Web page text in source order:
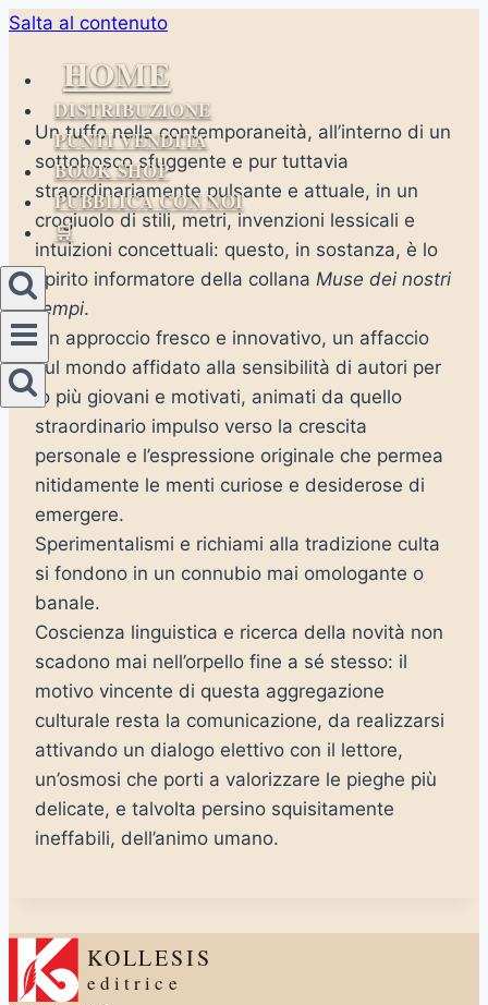
Salta al contenuto
HOME
DISTRIBUZIONE
PUNTI VENDITA
BOOK SHOP
PUBBLICA CON NOI
🛒
Un tuffo nella contemporaneità, all’interno di un
sottobosco sfuggente e pur tuttavia
straordinariamente pulsante e attuale, in un
crogiuolo di stili, metri, invenzioni lessicali e
intuizioni concettuali: questo, in sostanza, è lo
spirito informatore della collana Muse dei nostri
tempi.
Un approccio fresco e innovativo, un affaccio
sul mondo affidato alla sensibilità di autori per
lo più giovani e motivati, animati da quello
straordinario impulso verso la crescita
personale e l’espressione originale che permea
nitidamente le menti curiose e desiderose di
emergere.
Sperimentalismi e richiami alla tradizione culta
si fondono in un connubio mai omologante o
banale.
Coscienza linguistica e ricerca della novità non
scadono mai nell’orpello fine a sé stesso: il
motivo vincente di questa aggregazione
culturale resta la comunicazione, da realizzarsi
attivando un dialogo elettivo con il lettore,
un’osmosi che porti a valorizzare le pieghe più
delicate, e talvolta persino squisitamente
ineffabili, dell’animo umano.
KOLLESIS
editrice